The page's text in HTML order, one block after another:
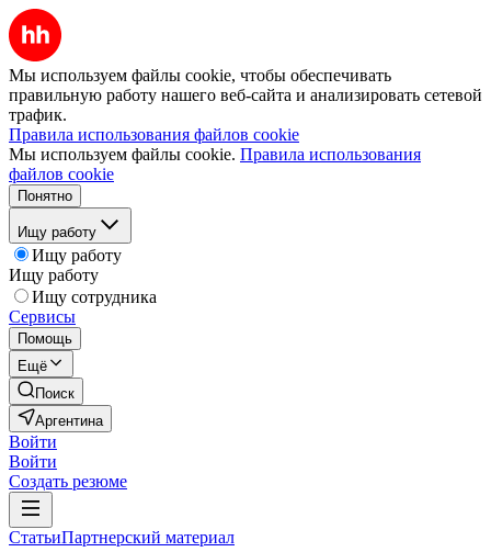
Мы используем файлы cookie, чтобы обеспечивать
правильную работу нашего веб-сайта и анализировать сетевой
трафик.
Правила использования файлов cookie
Мы используем файлы cookie. Правила использования
файлов cookie
Понятно
Ищу работу
Ищу работу
Ищу работу
Ищу сотрудника
Сервисы
Помощь
Ещё
Поиск
Аргентина
Войти
Войти
Создать резюме
СтатьиПартнерский материал